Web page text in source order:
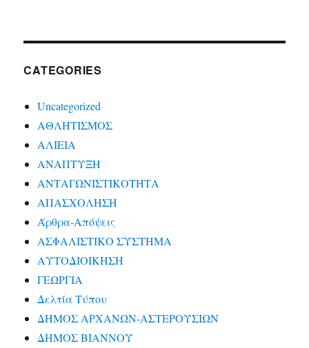
CATEGORIES
Uncategorized
ΑΘΛΗΤΙΣΜΟΣ
ΑΛΙΕΙΑ
ΑΝΑΠΤΥΞΗ
ΑΝΤΑΓΩΝΙΣΤΙΚΟΤΗΤΑ
ΑΠΑΣΧΟΛΗΣΗ
Άρθρα-Απόψεις
ΑΣΦΑΛΙΣΤΙΚΟ ΣΥΣΤΗΜΑ
ΑΥΤΟΔΙΟΙΚΗΣΗ
ΓΕΩΡΓΙΑ
Δελτία Τύπου
ΔΗΜΟΣ ΑΡΧΑΝΩΝ-ΑΣΤΕΡΟΥΣΙΩΝ
ΔΗΜΟΣ ΒΙΑΝΝΟΥ